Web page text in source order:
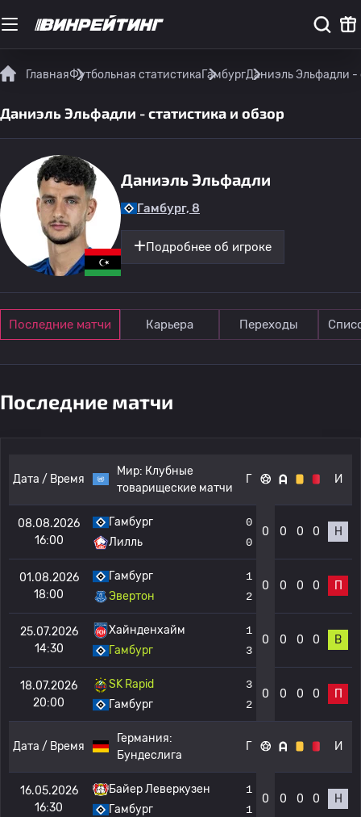
ГлавнаяФутбольная статистикаГамбургДаниэль Эльфадли -
Даниэль Эльфадли - статистика и обзор
Даниэль Эльфадли
Гамбург, 8
Подробнее об игроке
Последние матчи Карьера Переходы
Последние матчи
Дата / Время
Мир: Клубные
товарищеские матчи
Г И
08.08.2026
16:00
Гамбург
Лилль
0
0
0 0 0 0 Н
01.08.2026
18:00
Гамбург
Эвертон
1
2
0 0 0 0 П
25.07.2026
14:30
Хайнденхайм
Гамбург
1
3
0 0 0 0 В
18.07.2026
20:00
SK Rapid
Гамбург
3
2
0 0 0 0 П
Дата / Время
Германия:
Бундеслига
Г И
16.05.2026
16:30
Байер Леверкузен
Гамбург
1
1
0 0 0 0 Н